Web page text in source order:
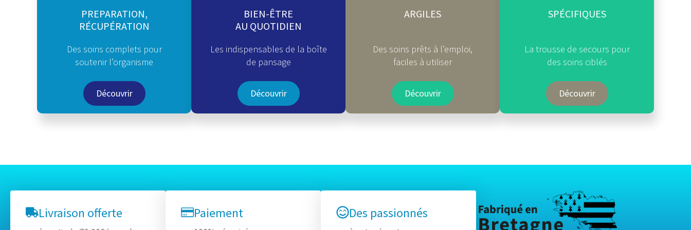
PREPARATION,
RÉCUPÉRATION
Des soins complets pour
soutenir l’organisme
Découvrir
BIEN-ÊTRE
AU QUOTIDIEN
Les indispensables de la boîte
de pansage
Découvrir
ARGILES
Des soins prêts à l’emploi,
faciles à utiliser
Découvrir
SPÉCIFIQUES
La trousse de secours pour
des soins ciblés
Découvrir
Livraison offerte Paiement Des passionnés